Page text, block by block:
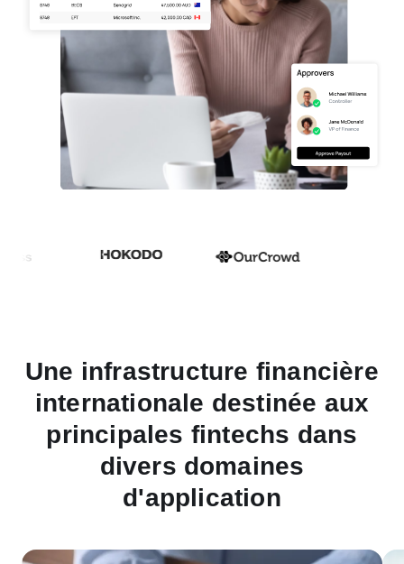
Une infrastructure financière
internationale destinée aux
principales fintechs dans
divers domaines
d'application